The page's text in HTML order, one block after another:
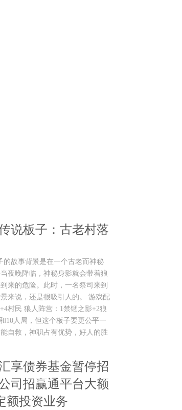
说板子：古老村落
的故事背景是在一个古老而神秘
夜晚降临，神秘身影就会带着狼
来的危险。此时，一名祭司来到
来说，还是很吸引人的。 游戏配
村民 狼人阵营：1禁锢之影+2狼
10人局，但这个板子要更公平一
自救，神职占有优势，好人的胜
享债券基金暂停招
司招赢通平台大额
额投资业务